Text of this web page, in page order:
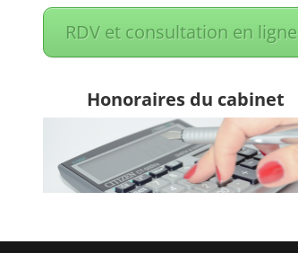
RDV et consultation en ligne
Honoraires du cabinet